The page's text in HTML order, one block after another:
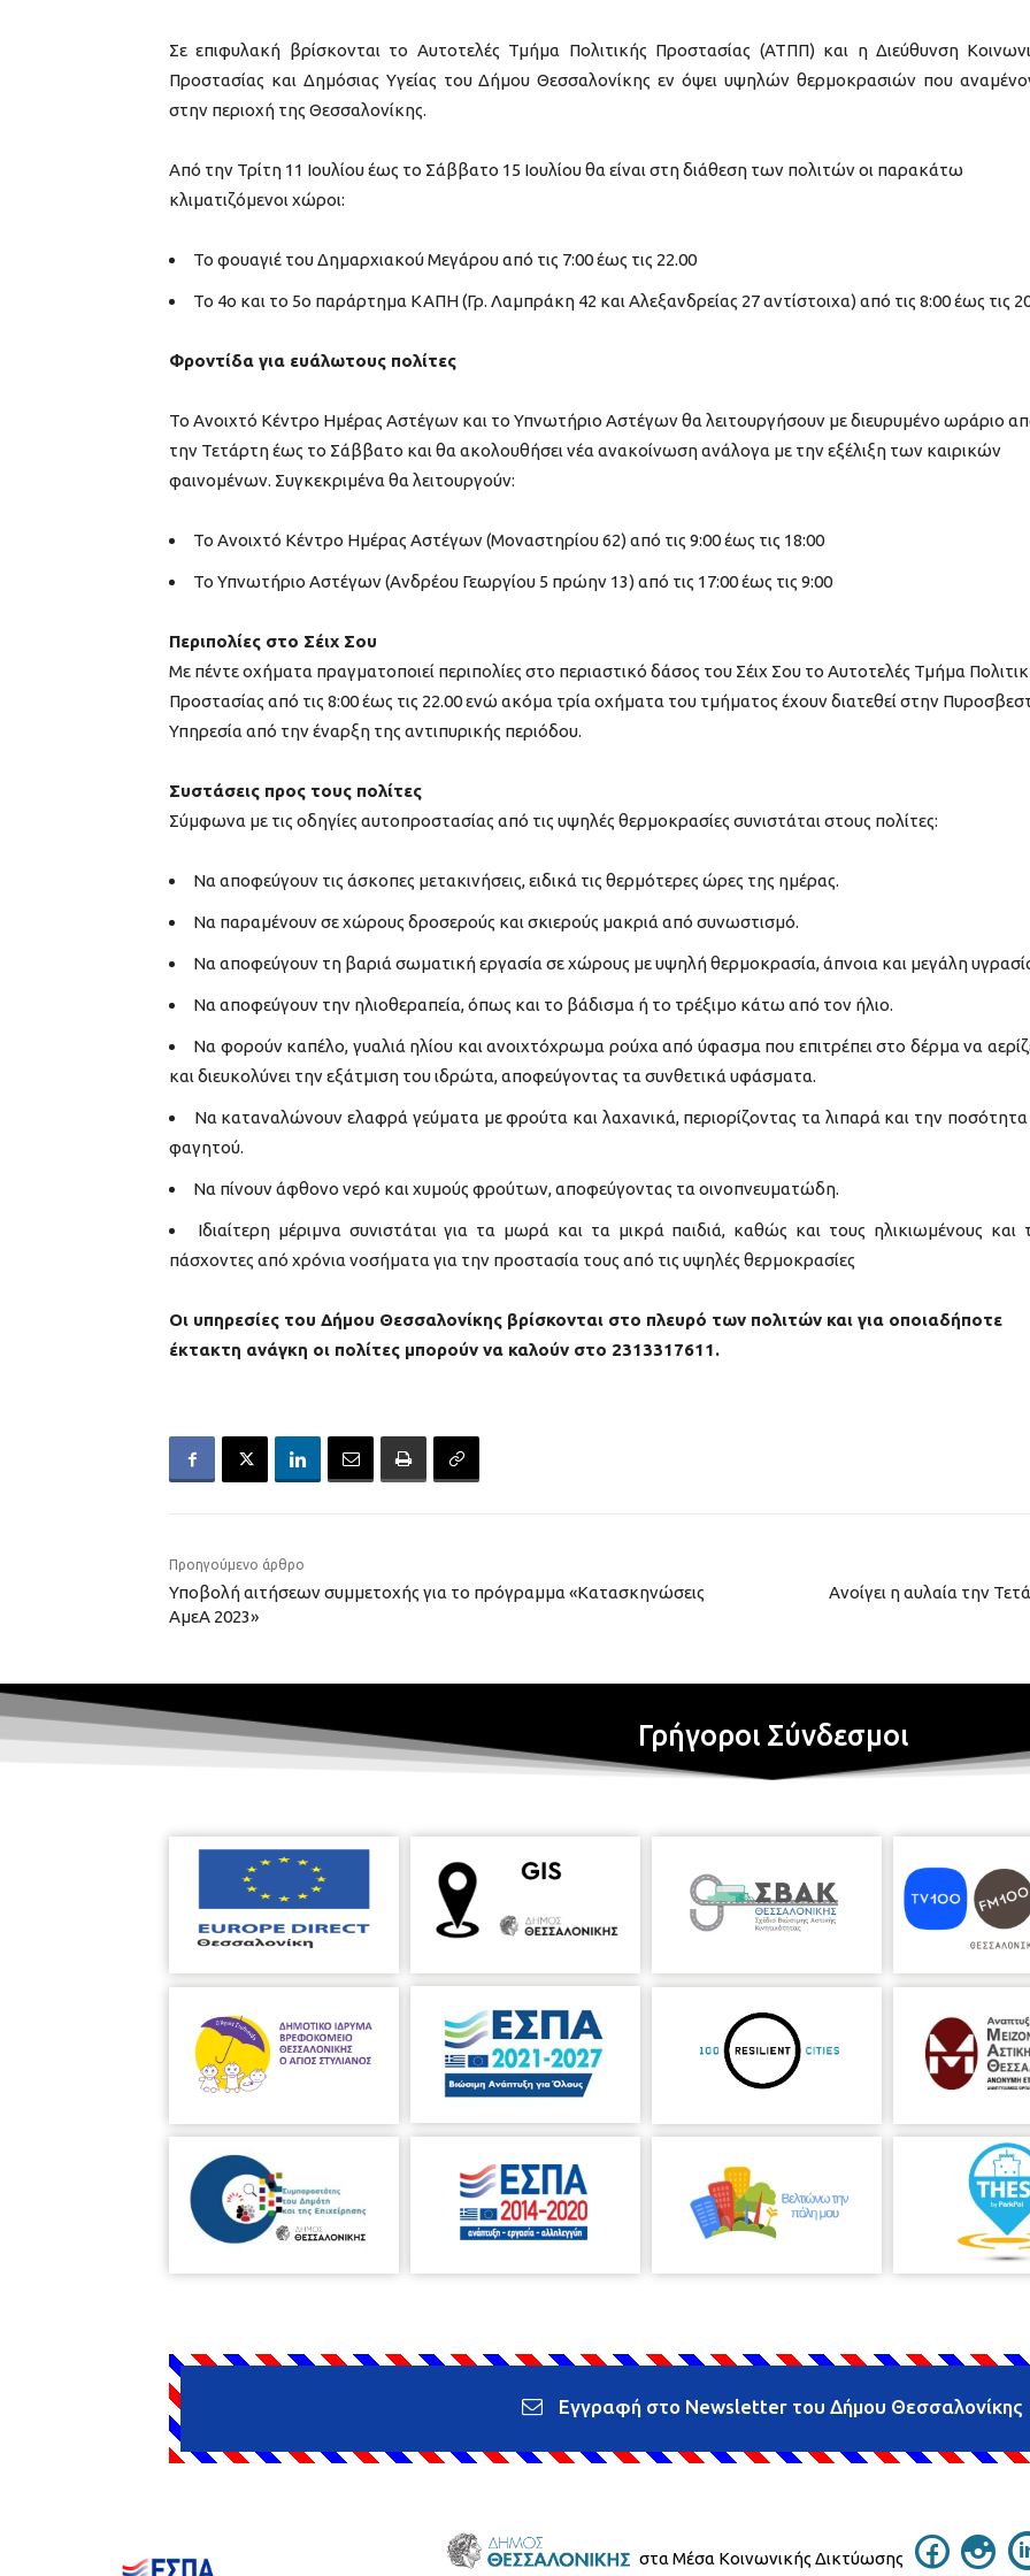
Σε επιφυλακή βρίσκονται το Αυτοτελές Τμήμα Πολιτικής Προστασίας (ΑΤΠΠ) και η Διεύθυνση
Προστασίας και Δημόσιας Υγείας του Δήμου Θεσσαλονίκης εν όψει υψηλών θερμοκρασιών που
στην περιοχή της Θεσσαλονίκης.
Από την Τρίτη 11 Ιουλίου έως το Σάββατο 15 Ιουλίου θα είναι στη διάθεση των πολιτών οι παρακάτω
κλιματιζόμενοι χώροι:
Το φουαγιέ του Δημαρχιακού Μεγάρου από τις 7:00 έως τις 22.00
Το 4ο και το 5ο παράρτημα ΚΑΠΗ (Γρ. Λαμπράκη 42 και Αλεξανδρείας 27 αντίστοιχα) από τις 8:00 έως τις
Φροντίδα για ευάλωτους πολίτες
Το Ανοιχτό Κέντρο Ημέρας Αστέγων και το Υπνωτήριο Αστέγων θα λειτουργήσουν με διευρυμένο ωράριο
την Τετάρτη έως το Σάββατο και θα ακολουθήσει νέα ανακοίνωση ανάλογα με την εξέλιξη των καιρικών
φαινομένων. Συγκεκριμένα θα λειτουργούν:
Το Ανοιχτό Κέντρο Ημέρας Αστέγων (Μοναστηρίου 62) από τις 9:00 έως τις 18:00
Το Υπνωτήριο Αστέγων (Ανδρέου Γεωργίου 5 πρώην 13) από τις 17:00 έως τις 9:00
Περιπολίες στο Σέιχ Σου
Με πέντε οχήματα πραγματοποιεί περιπολίες στο περιαστικό δάσος του Σέιχ Σου το Αυτοτελές Τμήμα
Προστασίας από τις 8:00 έως τις 22.00 ενώ ακόμα τρία οχήματα του τμήματος έχουν διατεθεί στην
Υπηρεσία από την έναρξη της αντιπυρικής περιόδου.
Συστάσεις προς τους πολίτες
Σύμφωνα με τις οδηγίες αυτοπροστασίας από τις υψηλές θερμοκρασίες συνιστάται στους πολίτες:
Να αποφεύγουν τις άσκοπες μετακινήσεις, ειδικά τις θερμότερες ώρες της ημέρας.
Να παραμένουν σε χώρους δροσερούς και σκιερούς μακριά από συνωστισμό.
Να αποφεύγουν τη βαριά σωματική εργασία σε χώρους με υψηλή θερμοκρασία, άπνοια και μεγάλη
Να αποφεύγουν την ηλιοθεραπεία, όπως και το βάδισμα ή το τρέξιμο κάτω από τον ήλιο.
Να φορούν καπέλο, γυαλιά ηλίου και ανοιχτόχρωμα ρούχα από ύφασμα που επιτρέπει στο δέρμα να
και διευκολύνει την εξάτμιση του ιδρώτα, αποφεύγοντας τα συνθετικά υφάσματα.
Να καταναλώνουν ελαφρά γεύματα με φρούτα και λαχανικά, περιορίζοντας τα λιπαρά και την
φαγητού.
Να πίνουν άφθονο νερό και χυμούς φρούτων, αποφεύγοντας τα οινοπνευματώδη.
Ιδιαίτερη μέριμνα συνιστάται για τα μωρά και τα μικρά παιδιά, καθώς και τους ηλικιωμένους και
πάσχοντες από χρόνια νοσήματα για την προστασία τους από τις υψηλές θερμοκρασίες
Οι υπηρεσίες του Δήμου Θεσσαλονίκης βρίσκονται στο πλευρό των πολιτών και για οποιαδήποτε
έκτακτη ανάγκη οι πολίτες μπορούν να καλούν στο 2313317611.
Προηγούμενο άρθρο
Υποβολή αιτήσεων συμμετοχής για το πρόγραμμα «Κατασκηνώσεις
ΑμεΑ 2023»
Ανοίγει η αυλαία την
Γρήγοροι Σύνδεσμοι
Εγγραφή στο Newsletter του Δήμου Θεσσαλονίκης
στα Μέσα Κοινωνικής Δικτύωσης